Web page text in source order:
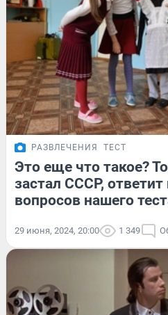
РАЗВЛЕЧЕНИЯ ТЕСТ
Это еще что такое?
застал СССР, ответит
вопросов нашего
29 июня, 2024, 20:00 1 349